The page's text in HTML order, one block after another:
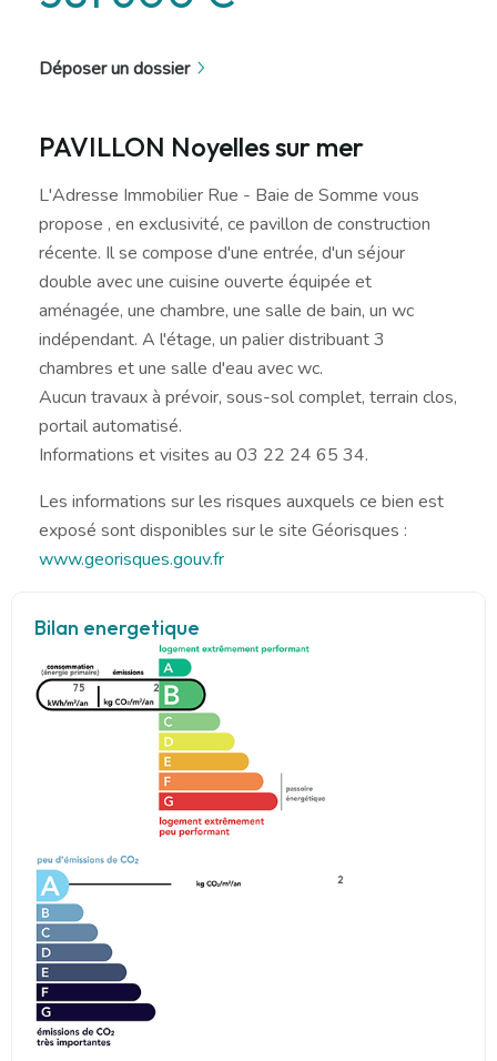
Déposer un dossier
PAVILLON Noyelles sur mer
L'Adresse Immobilier Rue - Baie de Somme vous
propose , en exclusivité, ce pavillon de construction
récente. Il se compose d'une entrée, d'un séjour
double avec une cuisine ouverte équipée et
aménagée, une chambre, une salle de bain, un wc
indépendant. A l'étage, un palier distribuant 3
chambres et une salle d'eau avec wc.
Aucun travaux à prévoir, sous-sol complet, terrain clos,
portail automatisé.
Informations et visites au 03 22 24 65 34.
Les informations sur les risques auxquels ce bien est
exposé sont disponibles sur le site Géorisques :
www.georisques.gouv.fr
Bilan energetique
75 2
2